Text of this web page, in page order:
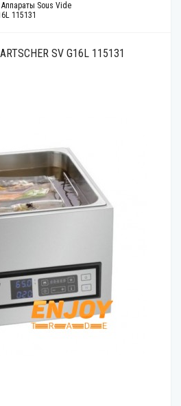
Аппараты Sous Vide
115131
SV G16L 115131